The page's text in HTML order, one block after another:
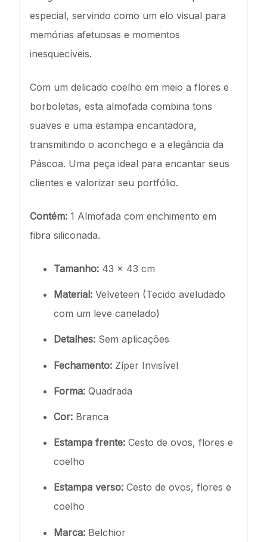
especial, servindo como um elo visual para
memórias afetuosas e momentos
inesquecíveis.
Com um delicado coelho em meio a flores e
borboletas, esta almofada combina tons
suaves e uma estampa encantadora,
transmitindo o aconchego e a elegância da
Páscoa. Uma peça ideal para encantar seus
clientes e valorizar seu portfólio.
Contém: 1 Almofada com enchimento em
fibra siliconada.
Tamanho: 43 x 43 cm
Material: Velveteen (Tecido aveludado
com um leve canelado)
Detalhes: Sem aplicações
Fechamento: Zíper Invisível
Forma: Quadrada
Cor: Branca
Estampa frente: Cesto de ovos, flores e
coelho
Estampa verso: Cesto de ovos, flores e
coelho
Marca: Belchior